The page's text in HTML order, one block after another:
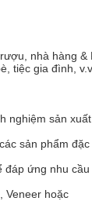
nhà hàng
tiệc gia đình, v.v.
nghiệm sản
sản phẩm
đáp ứng nhu
Veneer hoặc